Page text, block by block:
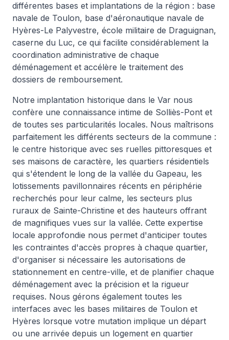
différentes bases et implantations de la région : base
navale de Toulon, base d'aéronautique navale de
Hyères-Le Palyvestre, école militaire de Draguignan,
caserne du Luc, ce qui facilite considérablement la
coordination administrative de chaque
déménagement et accélère le traitement des
dossiers de remboursement.
Notre implantation historique dans le Var nous
confère une connaissance intime de Solliès-Pont et
de toutes ses particularités locales. Nous maîtrisons
parfaitement les différents secteurs de la commune :
le centre historique avec ses ruelles pittoresques et
ses maisons de caractère, les quartiers résidentiels
qui s'étendent le long de la vallée du Gapeau, les
lotissements pavillonnaires récents en périphérie
recherchés pour leur calme, les secteurs plus
ruraux de Sainte-Christine et des hauteurs offrant
de magnifiques vues sur la vallée. Cette expertise
locale approfondie nous permet d'anticiper toutes
les contraintes d'accès propres à chaque quartier,
d'organiser si nécessaire les autorisations de
stationnement en centre-ville, et de planifier chaque
déménagement avec la précision et la rigueur
requises. Nous gérons également toutes les
interfaces avec les bases militaires de Toulon et
Hyères lorsque votre mutation implique un départ
ou une arrivée depuis un logement en quartier